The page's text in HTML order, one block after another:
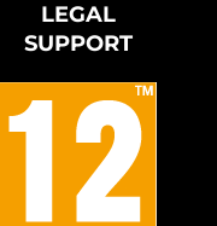
LEGAL
SUPPORT